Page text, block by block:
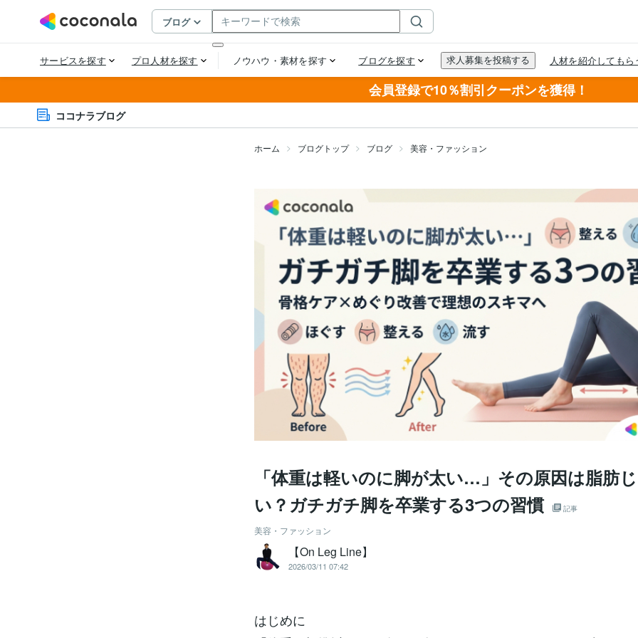
会員登録で10％割引クーポンを獲得！
ココナラブログ
ホーム ブログトップ ブログ 美容・ファッション
「体重は軽いのに脚が太い…」その原因は脂肪
い？ガチガチ脚を卒業する3つの習慣
記事
美容・ファッション
【On Leg Line】
2026/03/11 07:42
はじめに